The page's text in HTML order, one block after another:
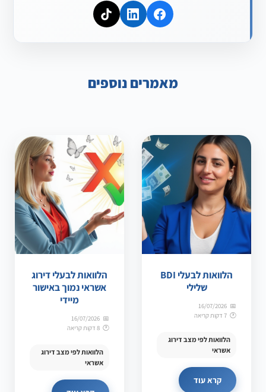
מאמרים נוספים
הלוואות לבעלי BDI
שלילי
16/07/2026
7 דקות קריאה
הלוואות לפי מצב דירוג
אשראי
קרא עוד
הלוואות לבעלי דירוג
אשראי נמוך באישור
מיידי
16/07/2026
8 דקות קריאה
הלוואות לפי מצב דירוג
אשראי